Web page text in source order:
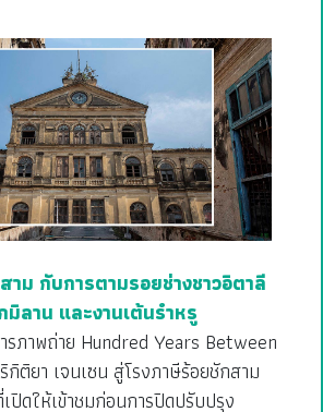
าม กับการตามรอยช่างชาวอิตาลี
มิลาน และงานเต้นรำหรู
ภาพถ่าย Hundred Years Between
ติยา เจนเซน สู่โรงภาษีร้อยชักสาม
ดให้เข้าชมก่อนการปิดปรับปรุง